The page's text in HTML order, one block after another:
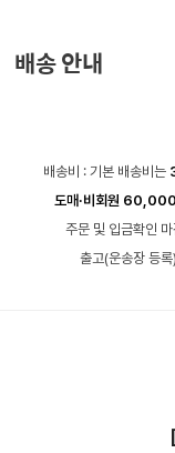
배송 안내
배송비 : 기본 배송비는
도매·비회원
주문 및 입금확인
출고(운송장 등